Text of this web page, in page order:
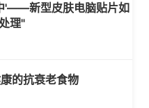
'——新型皮肤电脑贴片如
理"
的抗衰老食物